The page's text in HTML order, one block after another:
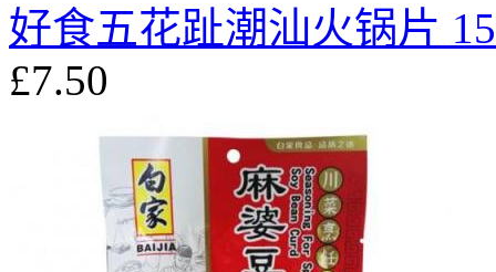
好食五花趾潮汕火锅片
£7.50